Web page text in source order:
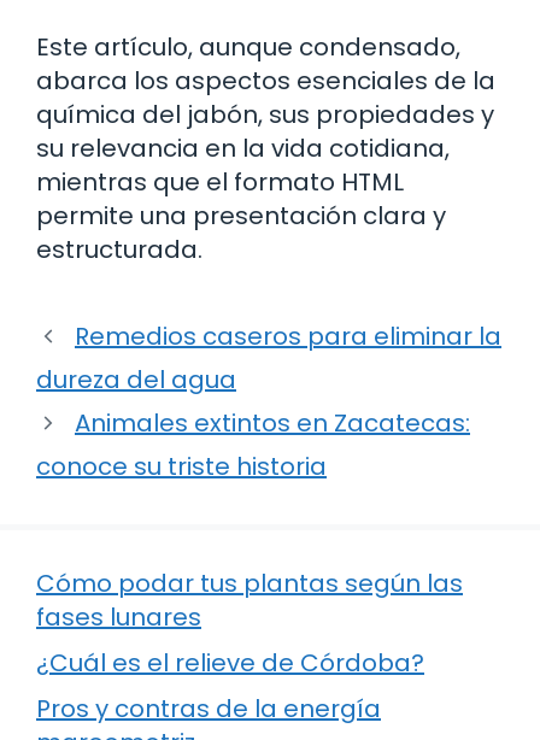
Este artículo, aunque condensado,
abarca los aspectos esenciales de la
química del jabón, sus propiedades y
su relevancia en la vida cotidiana,
mientras que el formato HTML
permite una presentación clara y
estructurada.
Remedios caseros para eliminar la
dureza del agua
Animales extintos en Zacatecas:
conoce su triste historia
Cómo podar tus plantas según las
fases lunares
¿Cuál es el relieve de Córdoba?
Pros y contras de la energía